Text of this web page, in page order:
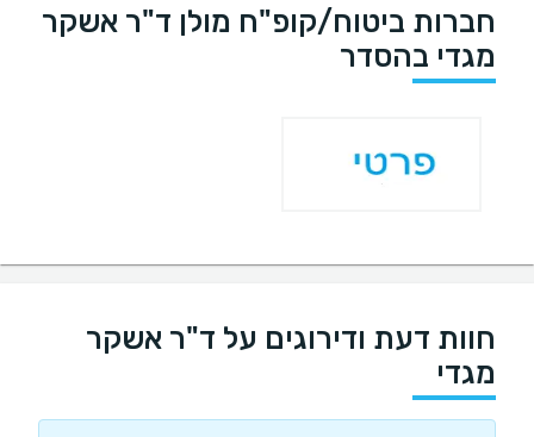
חברות ביטוח/קופ"ח מולן ד"ר אשקר
מגדי בהסדר
חוות דעת ודירוגים על ד"ר אשקר
מגדי